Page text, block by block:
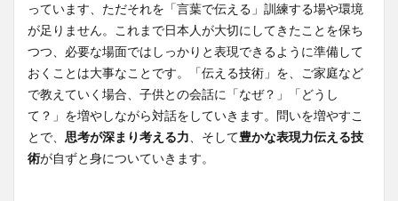
っています、ただそれを「言葉で伝える」訓練する場や環境
が足りません。これまで日本人が大切にしてきたことを保ち
つつ、必要な場面ではしっかりと表現できるように準備して
おくことは大事なことです。「伝える技術」を、ご家庭など
で教えていく場合、子供との会話に「なぜ？」「どうし
て？」を増やしながら対話をしていきます。問いを増やすこ
とで、 思考が深まり考える力 、そして豊かな表現力伝える技
術が自ずと身についていきます。